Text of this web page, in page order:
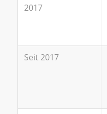
2017
Seit 2017